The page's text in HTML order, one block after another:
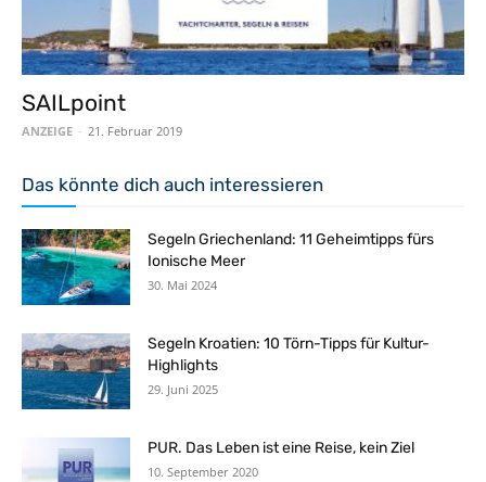
SAILpoint
ANZEIGE - 21. Februar 2019
Das könnte dich auch interessieren
Segeln Griechenland: 11 Geheimtipps fürs
Ionische Meer
30. Mai 2024
Segeln Kroatien: 10 Törn-Tipps für Kultur-
Highlights
29. Juni 2025
PUR. Das Leben ist eine Reise, kein Ziel
10. September 2020